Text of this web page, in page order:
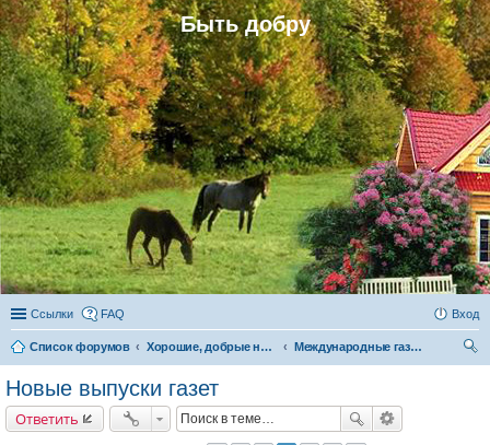
Быть добру
Ссылки FAQ Вход
Список форумов Хорошие, добрые новости и их распространение в обществе
Международные газеты «Быть добру», «Родная газета» и «Родовое поместье»
Новые выпуски газет
Ответить